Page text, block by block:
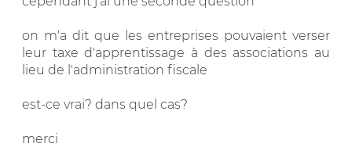
on m'a dit que les entreprises pouvaient verser
leur taxe d'apprentissage à des associations au
lieu de l'administration fiscale
est-ce vrai? dans quel cas?
merci